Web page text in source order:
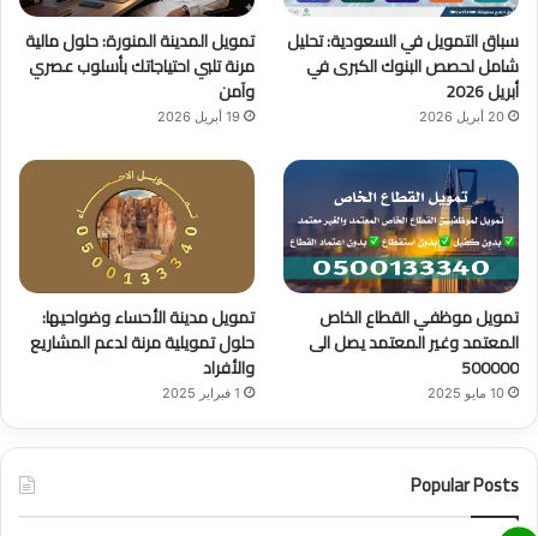
b
e
ا
م
سباق التمويل في السعودية: تحليل
شامل لحصص البنوك الكبرى في
أبريل 2026
20 أبريل 2026
تمويل المدينة المنورة: حلول مالية
مرنة تلبي احتياجاتك بأسلوب عصري
وآمن
19 أبريل 2026
تمويل موظفي القطاع الخاص
المعتمد وغير المعتمد يصل الى
500000
10 مايو 2025
تمويل مدينة الأحساء وضواحيها:
حلول تمويلية مرنة لدعم المشاريع
والأفراد
1 فبراير 2025
Popular Posts